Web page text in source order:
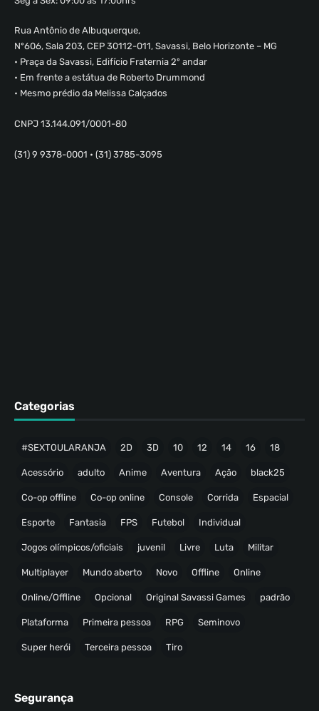
Rua Antônio de Albuquerque,
Nº606, Sala 203, CEP 30112-011, Savassi, Belo Horizonte – MG
• Praça da Savassi, Edifício Fraternia 2º andar
• Em frente a estátua de Roberto Drummond
• Mesmo prédio da Melissa Calçados
CNPJ 13.144.091/0001-80
(31) 9 9378-0001 • (31) 3785-3095
Categorias
#SEXTOULARANJA 2D 3D 10 12 14 16 18
Acessório adulto Anime Aventura Ação black25
Co-op offline Co-op online Console Corrida Espacial
Esporte Fantasia FPS Futebol Individual
Jogos olímpicos/oficiais juvenil Livre Luta Militar
Multiplayer Mundo aberto Novo Offline Online
Online/Offline Opcional Original Savassi Games padrão
Plataforma Primeira pessoa RPG Seminovo
Super herói Terceira pessoa Tiro
Segurança